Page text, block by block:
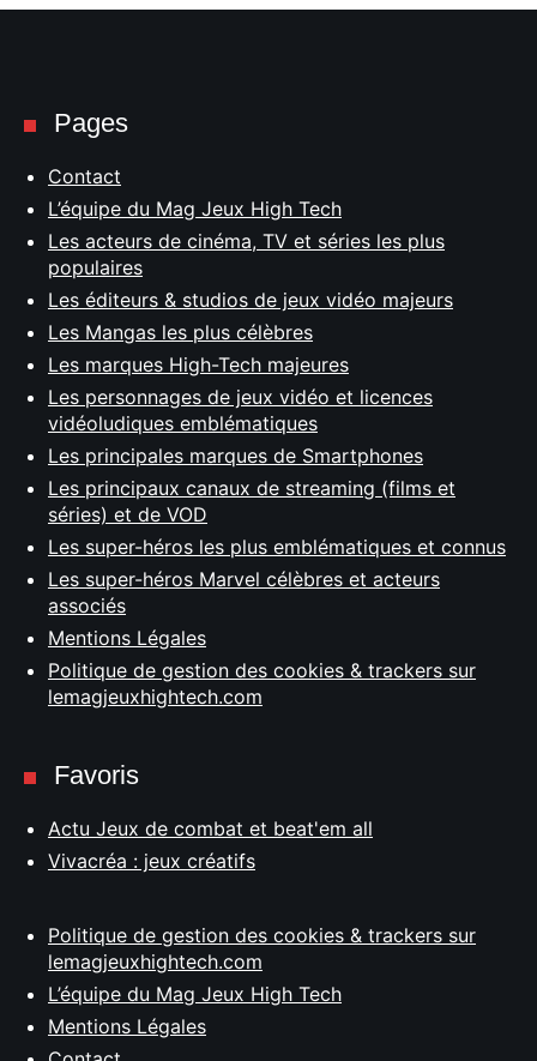
Pages
Contact
L’équipe du Mag Jeux High Tech
Les acteurs de cinéma, TV et séries les plus
populaires
Les éditeurs & studios de jeux vidéo majeurs
Les Mangas les plus célèbres
Les marques High-Tech majeures
Les personnages de jeux vidéo et licences
vidéoludiques emblématiques
Les principales marques de Smartphones
Les principaux canaux de streaming (films et
séries) et de VOD
Les super-héros les plus emblématiques et connus
Les super-héros Marvel célèbres et acteurs
associés
Mentions Légales
Politique de gestion des cookies & trackers sur
lemagjeuxhightech.com
Favoris
Actu Jeux de combat et beat'em all
Vivacréa : jeux créatifs
Politique de gestion des cookies & trackers sur
lemagjeuxhightech.com
L’équipe du Mag Jeux High Tech
Mentions Légales